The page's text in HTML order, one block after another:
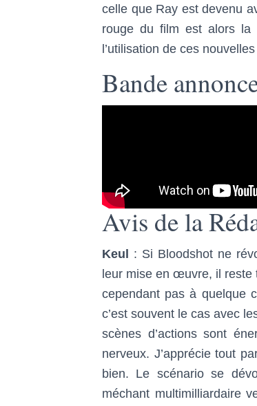
celle que Ray est devenu
rouge du film est alors
l’utilisation de ces
Bande
Avis de la
Keul : Si Bloodshot ne
leur mise en œuvre, il reste
cependant pas à quelque
c’est souvent le cas avec
scènes d’actions sont
nerveux. J’apprécie tout
bien. Le scénario se
méchant multimilliardaire